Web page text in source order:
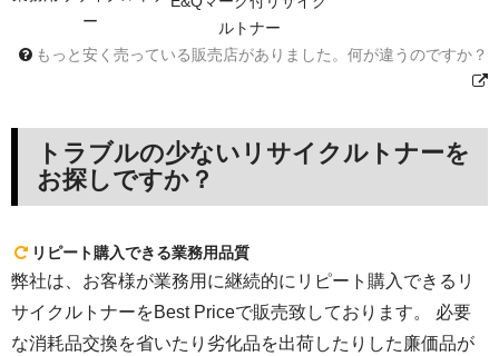
ー
ルトナー
もっと安く売っている販売店がありました。何が違うのですか？
トラブルの少ないリサイクルトナーを
お探しですか？
リピート購入できる業務用品質
弊社は、お客様が業務用に継続的にリピート購入できるリ
サイクルトナーをBest Priceで販売致しております。 必要
な消耗品交換を省いたり劣化品を出荷したりした廉価品が